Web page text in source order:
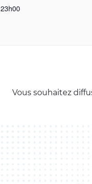
23h00
Vous souhaitez